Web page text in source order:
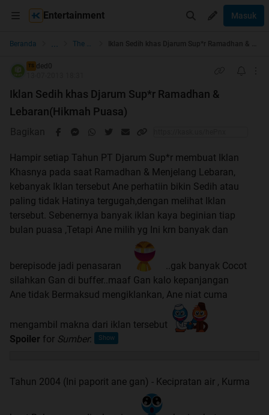
Entertainment Masuk
Beranda ... The Lounge
TS ded0
Iklan Sedih khas Djarum Sup*r Ramadhan &
Lebaran(Hikmah Puasa)
Bagikan
Hampir setiap Tahun PT Djarum Sup*r membuat Iklan
Khasnya pada saat Ramadhan & Menjelang Lebaran,
kebanyak Iklan tersebut Ane perhatiin bikin Sedih atau
paling tidak Hatinya tergugah,dengan melihat Iklan
tersebut. Sebenernya banyak iklan kaya beginian tiap
bulan puasa ,Tetapi Ane milih yg Ini krn banyak dan
berepisode jadi penasaran
..gak banyak Cocot
silahkan Gan di buffer..maaf Gan kalo kepanjangan
Ane tidak Bermaksud mengiklankan, Ane niat cuma
mengambil makna dari iklan tersebut
Spoiler for Sumber:
Tahun 2004 (Ini paporit ane gan) - Kecipratan air , Kurma